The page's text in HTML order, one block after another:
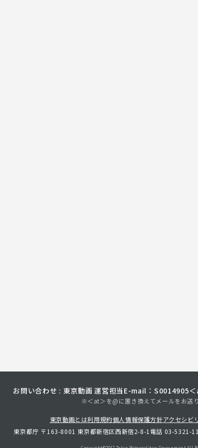
お問い合わせ : 東京動画 運営担当 E-mail：S0014905
※＜at＞を@に置き換えてメールをお送り
東京動画とは利用規約個人情報保護方針アクセシビ
東京都庁 〒163-8001 東京都新宿区西新宿2-8-1 電話 03-5321-